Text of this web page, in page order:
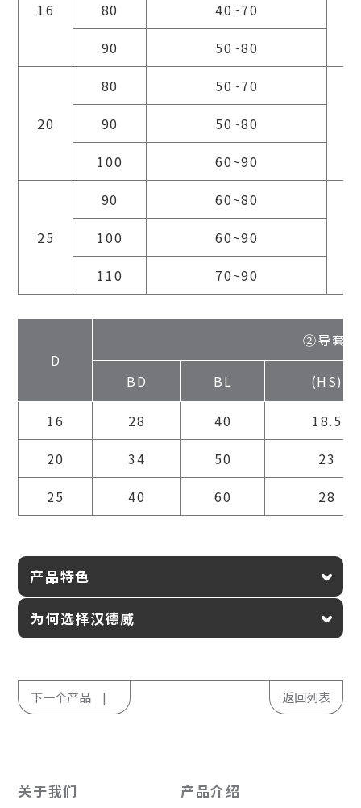
16 80
40~70
90
50~80
20
80
50~70
90
50~80
100
60~90
25
90
60~80
100
60~90
110
70~90
D
②导套
BD BL (HS)
16 28 40
18.5
20
34 50
23
25
40 60 28
产品特色
为何选择汉德威
下一个产品 返回列表
关于我们 产品介绍